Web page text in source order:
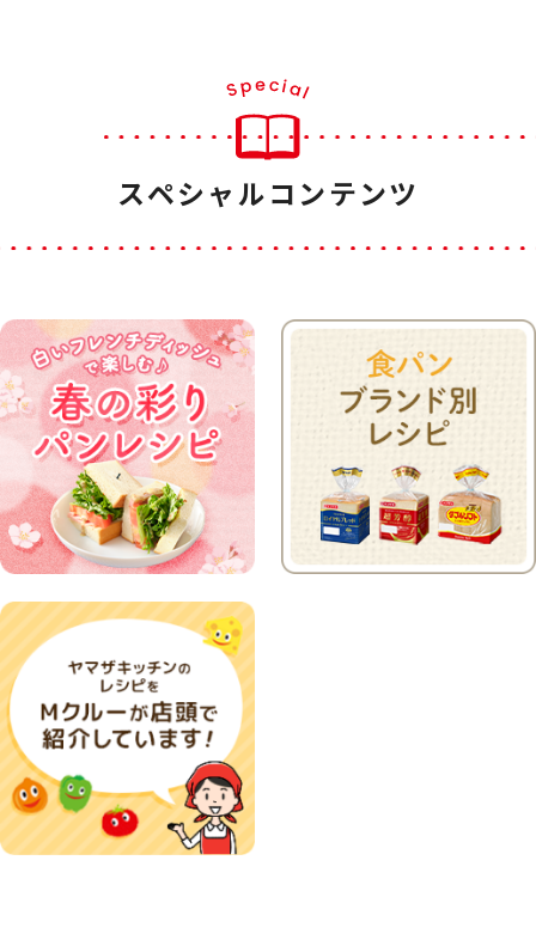
スペシャルコンテンツ